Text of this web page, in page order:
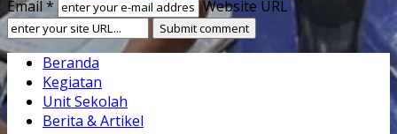
Email *
Website URL
Beranda
Kegiatan
Unit Sekolah
Berita & Artikel